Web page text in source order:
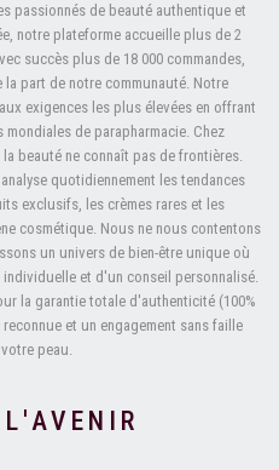
passionnés de beauté authentique et
notre plateforme accueille plus de 2
succès plus de 18 000 commandes,
part de notre communauté. Notre
exigences les plus élevées en offrant
de parapharmacie. Chez
beauté ne connaît pas de frontières.
quotidiennement les tendances
exclusifs, les crèmes rares et les
cosmétique. Nous ne nous contentons
un univers de bien-être unique où
et d'un conseil personnalisé.
la garantie totale d'authenticité (100%
et un engagement sans faille
peau.
L'AVENIR